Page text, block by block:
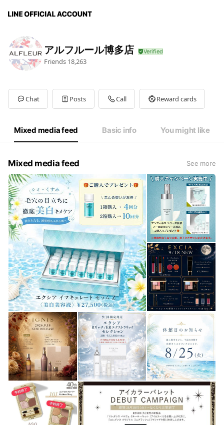
アルフルール博多店
Friends 18,263
Chat Posts Call Reward cards
Mixed media feed Basic info You might like
Mixed media feed See more